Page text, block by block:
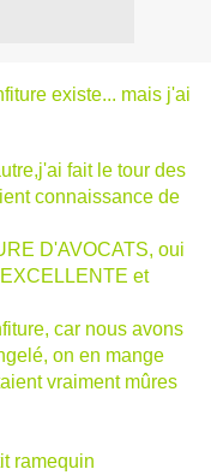
existe... mais j'ai
fait le tour des
connaissance de
D'AVOCATS, oui
et
car nous avons
on en mange
vraiment mûres
ramequin